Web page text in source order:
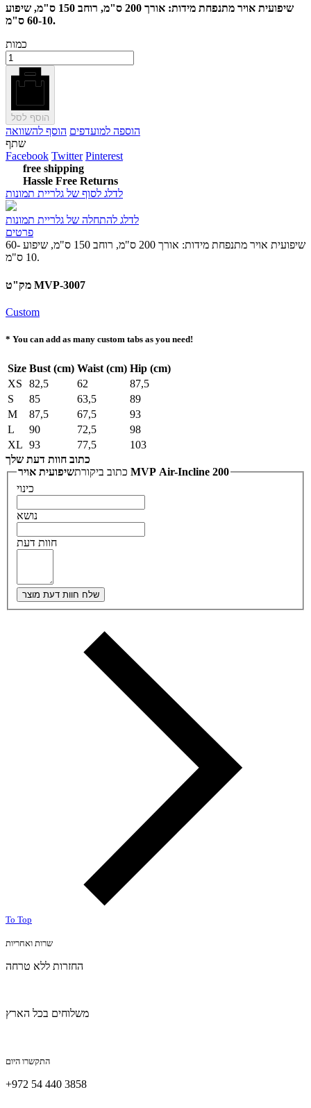
שיפועית אויר מתנפחת מידות: אורך 200 ס"מ, רוחב 150 ס"מ, שיפוע
60-10 ס"מ.
כמות
הוסף לסל
הוספה למועדפים הוסף להשוואה
שתף
Facebook Twitter Pinterest
free shipping
Hassle Free Returns
לדלג לסוף של גלריית תמונות
לדלג להתחלה של גלריית תמונות
פרטים
שיפועית אויר מתנפחת מידות: אורך 200 ס"מ, רוחב 150 ס"מ, שיפוע 60-
10 ס"מ.
מק"ט MVP-3007
Custom
* You can add as many custom tabs as you need!
Size Bust (cm) Waist (cm) Hip (cm)
XS
82,5 62
87,5
S
85 63,5
89
M
87,5 67,5
93
L
90 72,5
98
XL 93 77,5
103
כתוב חוות דעת שלך
כתוב ביקורת שיפועית אויר MVP Air-Incline 200
כינוי
נושא
חוות דעת
שלח חוות דעת מוצר
To Top
שרות ואחריות
החזרות ללא טרחה
משלוחים בכל הארץ
התקשרו היום
+972 54 440 3858